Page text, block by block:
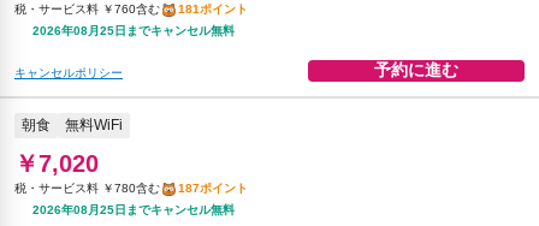
税・サービス料 ￥760含む
181ポイント
2026年08月25日までキャンセル無料
キャンセルポリシー 予約に進む
朝食 無料WiFi
￥7,020
税・サービス料 ￥780含む
187ポイント
2026年08月25日までキャンセル無料